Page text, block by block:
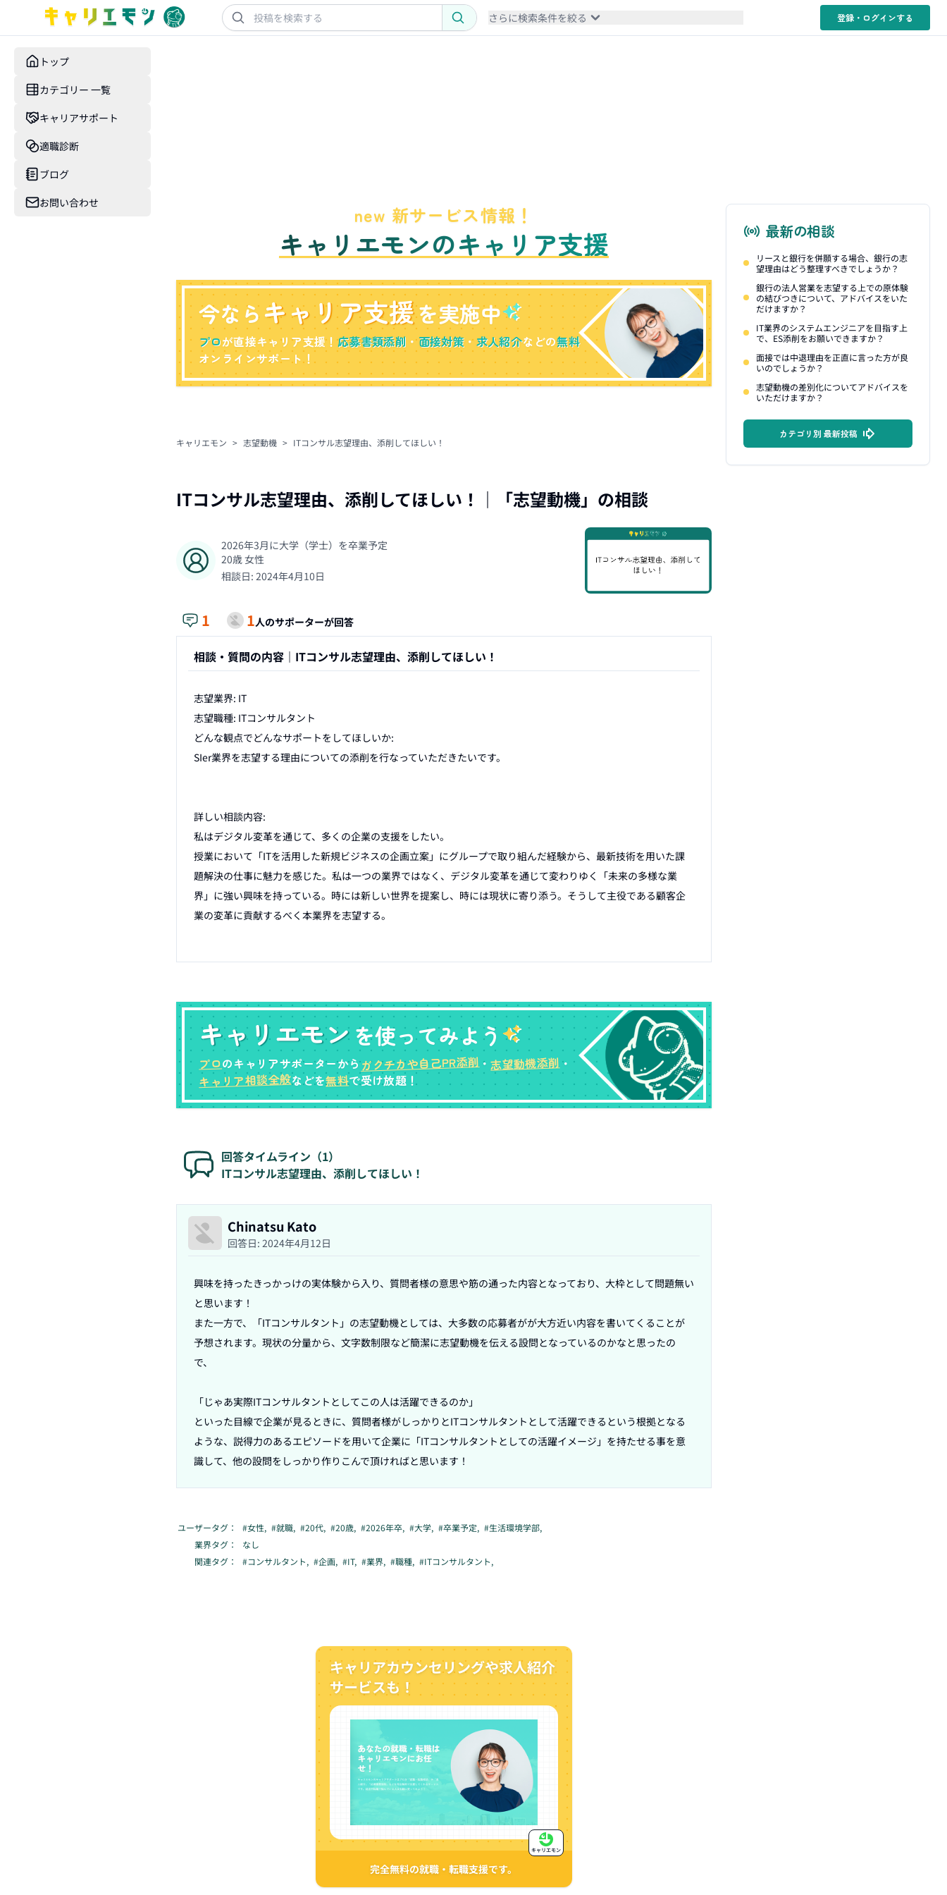
さらに検索条件を絞る 登録・ログインする
トップ
カテゴリー 一覧
キャリアサポート
適職診断
ブログ
お問い合わせ
new 新サービス情報！
キャリエモンのキャリア支援
今ならキャリア支援を実施中
プロが直接キャリア支援！応募書類添削 ・面接対策 ・求人紹介などの無料
オンラインサポート！
キャリエモン > 志望動機 > ITコンサル志望理由、添削してほしい！
ITコンサル志望理由、添削してほしい！ ｜「志望動機」の相談
2026年3月に大学（学士）を卒業予定
20歳女性
相談日: 2024年4月10日
1 1人のサポーターが回答
相談・質問の内容｜ ITコンサル志望理由、添削してほしい！
志望業界: IT
志望職種: ITコンサルタント
どんな観点でどんなサポートをしてほしいか:
SIer業界を志望する理由についての添削を行なっていただきたいです。
詳しい相談内容:
私はデジタル変革を通じて、多くの企業の支援をしたい。
授業において「ITを活用した新規ビジネスの企画立案」にグループで取り組んだ経験から、最新技術を用いた課
題解決の仕事に魅力を感じた。私は一つの業界ではなく、デジタル変革を通じて変わりゆく「未来の多様な業
界」に強い興味を持っている。時には新しい世界を提案し、時には現状に寄り添う。そうして主役である顧客企
業の変革に貢献するべく本業界を志望する。
キャリエモン を使ってみよう
プロのキャリアサポーターからガクチカや自己PR添削・志望動機添削・
キャリア相談全般などを無料で受け放題！
回答タイムライン（1）
ITコンサル志望理由、添削してほしい！
Chinatsu Kato
回答日: 2024年4月12日
興味を持ったきっかっけの実体験から入り、質問者様の意思や筋の通った内容となっており、大枠として問題無い
と思います！
また一方で、「ITコンサルタント」の志望動機としては、大多数の応募者がが大方近い内容を書いてくることが
予想されます。現状の分量から、文字数制限など簡潔に志望動機を伝える設問となっているのかなと思ったの
で、
「じゃあ実際ITコンサルタントとしてこの人は活躍できるのか」
といった目線で企業が見るときに、質問者様がしっかりとITコンサルタントとして活躍できるという根拠となる
ような、説得力のあるエピソードを用いて企業に「ITコンサルタントとしての活躍イメージ」を持たせる事を意
識して、他の設問をしっかり作りこんで頂ければと思います！
ユーザータグ： #女性, #就職, #20代, #20歳, #2026年卒, #大学, #卒業予定, #生活環境学部,
業界タグ：
なし
関連タグ：
#コンサルタント, #企画, #IT, #業界, #職種, #ITコンサルタント,
キャリアカウンセリングや求人紹介
サービスも！
完全無料の就職・転職支援です。
キャリエモン
最新の相談
リースと銀行を併願する場合、銀行の志
望理由はどう整理すべきでしょうか？
銀行の法人営業を志望する上での原体験
の結びつきについて、アドバイスをいた
だけますか？
IT業界のシステムエンジニアを目指す上
で、ES添削をお願いできますか？
面接では中退理由を正直に言った方が良
いのでしょうか？
志望動機の差別化についてアドバイスを
いただけますか？
カテゴリ別 最新投稿